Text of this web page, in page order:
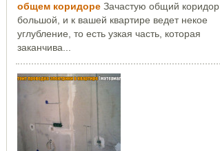
общем коридоре Зачастую общий коридор
большой, и к вашей квартире ведет некое
углубление, то есть узкая часть, которая
заканчива...